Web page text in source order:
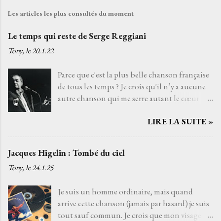
Les articles les plus consultés du moment
Le temps qui reste de Serge Reggiani
Tony, le20.1.22
Parce que c'est la plus belle chanson française
de tous les temps ? Je crois qu'il n’y a aucune
autre chanson qui me serre autant le cœur
un texte de Jean-Loup Dabadie et une très
interprète me rappelle celle d'un grand-père
choisie parce que choisir Serge Reggiani, c’est
choisir l'un des moyens le plus sûr pour éviter
les jets de pierres des pédants du monde de la
LIRE LA SUITE »
Jacques Higelin : Tombé du ciel
Tony, le24.1.25
Je suis un homme ordinaire, mais quand
arrive cette chanson (jamais par hasard) je suis
tout sauf commun. Je crois que mon visage